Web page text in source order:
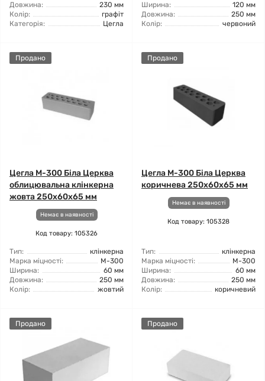
Довжина:
230 мм
Колір:
графіт
Категорія:
Цегла
Ширина:
120 мм
Довжина:
250 мм
Колір:
червоний
Продано
Цегла М-300 Біла Церква
облицювальна клінкерна
жовта 250x60x65 мм
Немає в наявності
Код товару: 105326
Тип:
клінкерна
Марка міцності:
М-300
Ширина:
60 мм
Довжина:
250 мм
Колір:
жовтий
Продано
Цегла М-300 Біла Церква
коричнева 250x60x65 мм
Немає в наявності
Код товару: 105328
Тип:
клінкерна
Марка міцності:
М-300
Ширина:
60 мм
Довжина:
250 мм
Колір:
коричневий
Продано Продано